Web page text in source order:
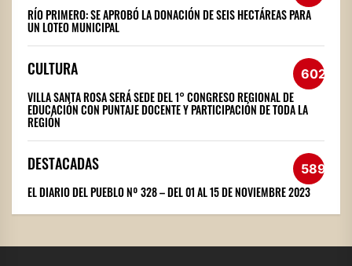
RÍO PRIMERO: SE APROBÓ LA DONACIÓN DE SEIS HECTÁREAS PARA
UN LOTEO MUNICIPAL
CULTURA 602
VILLA SANTA ROSA SERÁ SEDE DEL 1° CONGRESO REGIONAL DE
EDUCACIÓN CON PUNTAJE DOCENTE Y PARTICIPACIÓN DE TODA LA
REGIÓN
DESTACADAS 589
EL DIARIO DEL PUEBLO Nº 328 – DEL 01 AL 15 DE NOVIEMBRE 2023